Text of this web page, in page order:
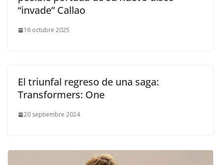
“invade” Callao
16 octubre 2025
El triunfal regreso de una saga:
Transformers: One
20 septiembre 2024